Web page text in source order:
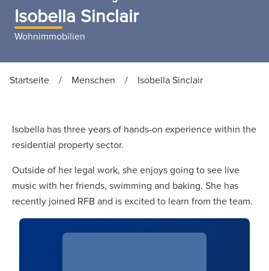
Isobella Sinclair
Wohnimmobilien
Startseite / Menschen / Isobella Sinclair
Isobella has three years of hands-on experience within the
residential property sector.
Outside of her legal work, she enjoys going to see live
music with her friends, swimming and baking. She has
recently joined RFB and is excited to learn from the team.